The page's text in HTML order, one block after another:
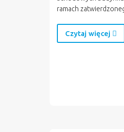
ramach
Czytaj więcej